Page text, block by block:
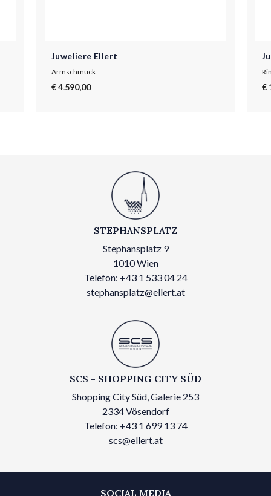
Juweliere Ellert
Armschmuck
€ 4.590,00 €
STEPHANSPLATZ
Stephansplatz 9
1010 Wien
Telefon: +43 1 533 04 24
stephansplatz@ellert.at
SCS - SHOPPING CITY SÜD
Shopping City Süd, Galerie 253
2334 Vösendorf
Telefon: +43 1 699 13 74
scs@ellert.at
SOCIAL MEDIA